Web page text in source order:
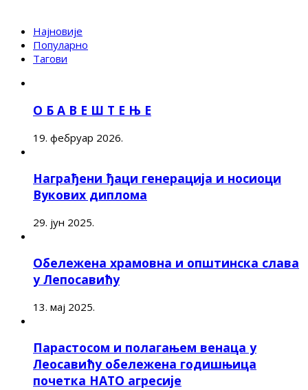
Најновије
Популарно
Тагови
О Б А В Е Ш Т Е Њ Е
19. фебруар 2026.
Награђени ђаци генерација и носиоци
Вукових диплома
29. јун 2025.
Обележена храмовна и општинска слава
у Лепосавићу
13. мај 2025.
Парастосом и полагањем венаца у
Леосавићу обележена годишњица
почетка НАТО агресије